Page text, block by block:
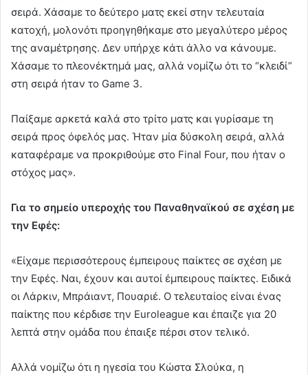
σειρά. Χάσαμε το δεύτερο ματς εκεί στην τελευταία
κατοχή, μολονότι προηγηθήκαμε στο μεγαλύτερο μέρος
της αναμέτρησης. Δεν υπήρχε κάτι άλλο να κάνουμε.
Χάσαμε το πλεονέκτημά μας, αλλά νομίζω ότι το “κλειδί”
στη σειρά ήταν το Game 3.
Παίξαμε αρκετά καλά στο τρίτο ματς και γυρίσαμε τη
σειρά προς όφελός μας. Ήταν μία δύσκολη σειρά, αλλά
καταφέραμε να προκριθούμε στο Final Four, που ήταν ο
στόχος μας».
Για το σημείο υπεροχής του Παναθηναϊκού σε σχέση με
την Εφές:
«Είχαμε περισσότερους έμπειρους παίκτες σε σχέση με
την Εφές. Ναι, έχουν και αυτοί έμπειρους παίκτες. Ειδικά
οι Λάρκιν, Μπράιαντ, Πουαριέ. Ο τελευταίος είναι ένας
παίκτης που κέρδισε την Εuroleague και έπαιζε για 20
λεπτά στην ομάδα που έπαιξε πέρσι στον τελικό.
Αλλά νομίζω ότι η ηγεσία του Κώστα Σλούκα, η